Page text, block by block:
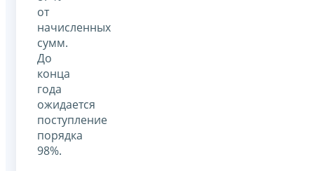
от
начисленных
сумм.
До
конца
года
ожидается
поступление
порядка
98%.